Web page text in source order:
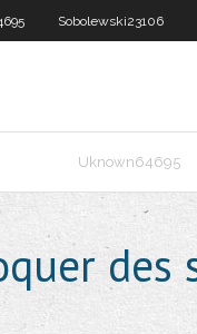
Sobolewski23106
Uknown64695